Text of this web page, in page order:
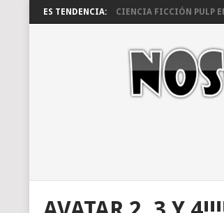
ES TENDENCIA: CIENCIA FICCIÓN PULP